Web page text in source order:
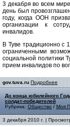
3 декабря во всем
день был
году, когда ООН
организации к
инвалидов.
В Туве традиционно с
ограниченными
социальной политики
прием инвалидов по
gov.tuva.ru Подробнее
До конца юбилейного
солдат-победителей
Рубрика: Общество / Моя
3 декабря 2010 г. |